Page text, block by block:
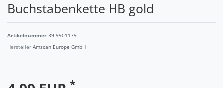
Buchstabenkette HB gold
Artikelnummer 39-9901179
Hersteller Amscan Europe GmbH
*